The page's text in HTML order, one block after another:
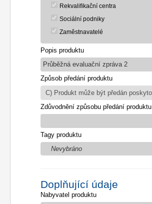
Rekvalifikační centra
Sociální podniky
Zaměstnavatelé
Popis produktu
Průběžná evaluační zpráva 2
Způsob předání produktu
Zdůvodnění způsobu předání produktu
Tagy produktu
Nevybráno
Doplňující údaje
Nabyvatel produktu